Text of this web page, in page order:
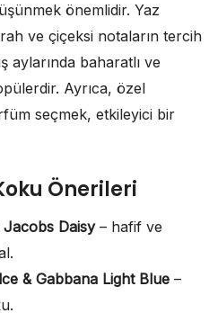
önemlidir. Yaz
ve çiçeksi notaların tercih
aylarında baharatlı ve
Ayrıca, özel
seçmek, etkileyici bir
Önerileri
Daisy– hafif ve
& Gabbana Light Blue –